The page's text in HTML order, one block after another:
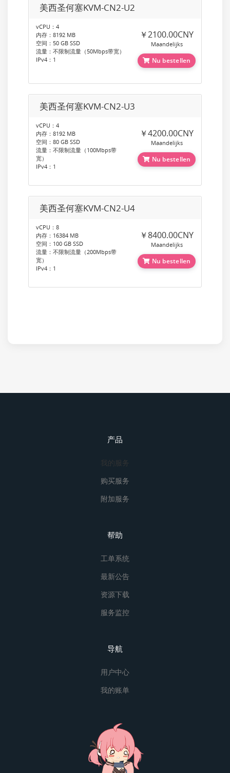
美西圣何塞KVM-CN2-U2
vCPU：4
内存：8192 MB
空间：50 GB SSD
流量：不限制流量（50Mbps带宽）
IPv4：1
￥2100.00CNY
Maandelijks
Nu bestellen
美西圣何塞KVM-CN2-U3
vCPU：4
内存：8192 MB
空间：80 GB SSD
流量：不限制流量（100Mbps带
宽）
IPv4：1
￥4200.00CNY
Maandelijks
Nu bestellen
美西圣何塞KVM-CN2-U4
vCPU：8
内存：16384 MB
空间：100 GB SSD
流量：不限制流量（200Mbps带
宽）
IPv4：1
￥8400.00CNY
Maandelijks
Nu bestellen
产品
我的服务
购买服务
附加服务
帮助
工单系统
最新公告
资源下载
服务监控
导航
用户中心
我的账单